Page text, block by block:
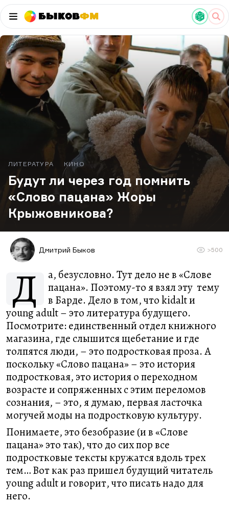
БыковФМ
ЛИТЕРАТУРА КИНО
Будут ли через год помнить
«Слово пацана» Жоры
Крыжовникова?
Дмитрий Быков >500
Д
а, безусловно. Тут дело не в «Слове
пацана». Поэтому-то я взял эту тему
в Барде. Дело в том, что kidalt и
young adult – это литература будущего.
Посмотрите: единственный отдел книжного
магазина, где слышится щебетание и где
толпятся люди, – это подростковая проза. А
поскольку «Слово пацана» – это история
подростковая, это история о переходном
возрасте и сопряженных с этим переломов
сознания, – это, я думаю, первая ласточка
могучей моды на подростковую культуру.
Понимаете, это безобразие (и в «Слове
пацана» это так), что до сих пор все
подростковые тексты кружатся вдоль трех
тем… Вот как раз пришел будущий читатель
young adult и говорит, что писать надо для
него.